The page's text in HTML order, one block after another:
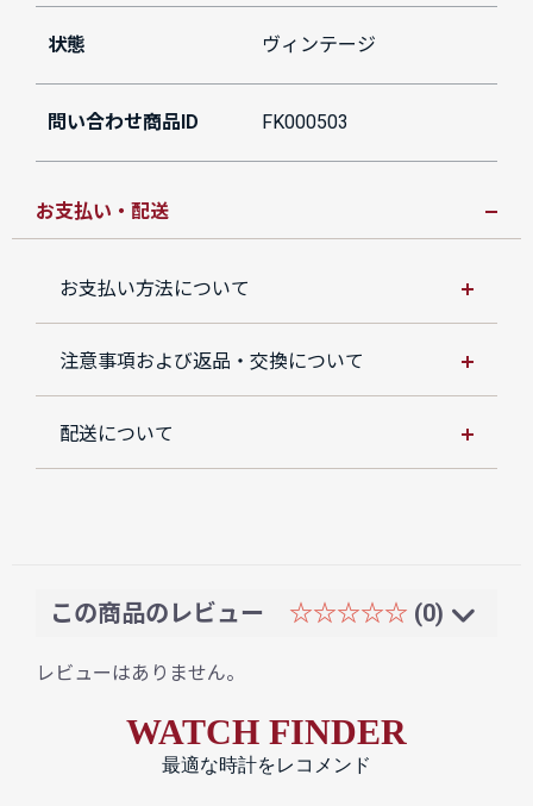
状態 ヴィンテージ
問い合わせ商品ID FK000503
お支払い・配送
お支払い方法について
注意事項および返品・交換について
配送について
この商品のレビュー ☆☆☆☆☆ (0)
レビューはありません。
WATCH FINDER
最適な時計をレコメンド